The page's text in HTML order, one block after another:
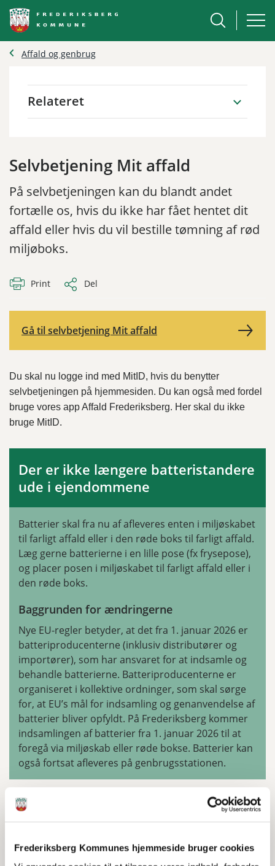
Frederiksberg Kommunes hjemmeside bruger cookies
Affald og genbrug
Relateret
Selvbetjening Mit affald
På selvbetjeningen kan du blandt andet
fortælle os, hvis du ikke har fået hentet dit
affald eller hvis du vil bestille tømning af rød
miljøboks.
Print Del
Gå til selvbetjening Mit affald
Du skal nu logge ind med MitID, hvis du benytter
selvbetjeningen på hjemmesiden. Du kan også med fordel
bruge vores app Affald Frederiksberg. Her skal du ikke
bruge MitID.
Der er ikke længere batteristandere
ude i ejendommene
Batterier skal fra nu af afleveres enten i miljøskabet
til farligt affald eller i den røde boks til farligt affald.
Læg gerne batterierne i en lille pose (fx frysepose),
og placer posen i miljøskabet til farligt affald eller i
den røde boks.
Baggrunden for ændringerne
Nye EU-regler betyder, at det fra 1. januar 2026 er
batteriproducenterne (inklusiv distributører og
importører), som har ansvaret for at indsamle og
behandle batterierne. Batteriproducenterne er
organiseret i kollektive ordninger, som skal sørge
for, at EU’s mål for indsamling og genanvendelse af
batterier bliver opfyldt. På Frederiksberg kommer
indsamlingen af batterier fra 1. januar 2026 til at
foregå via miljøskab eller røde bokse. Batterier kan
også fortsat afleveres på genbrugsstationen.
Åbn alle
Affaldet er ikke hentet